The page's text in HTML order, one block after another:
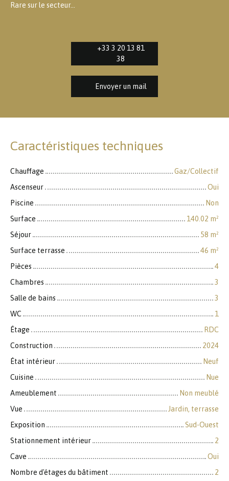
Rare sur le secteur...
+33 3 20 13 81
38
Envoyer un mail
Caractéristiques techniques
Chauffage
Gaz/Collectif
Ascenseur
Oui
Piscine
Non
Surface
140.02 m²
Séjour
58 m²
Surface terrasse
46 m²
Pièces
4
Chambres
3
Salle de bains
3
WC
1
Étage
RDC
Construction
2024
État intérieur
Neuf
Cuisine
Nue
Ameublement
Non meublé
Vue
Jardin, terrasse
Exposition
Sud-Ouest
Stationnement intérieur
2
Cave
Oui
Nombre d'étages du bâtiment
2